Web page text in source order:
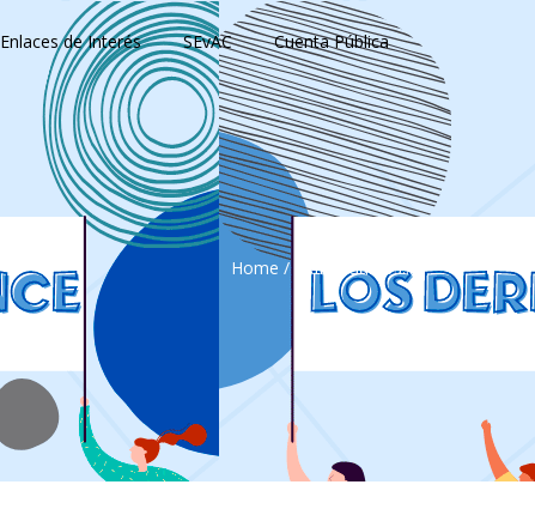
Enlaces de Interés SEvAC Cuenta Pública
Home / XXIII – Gastos...